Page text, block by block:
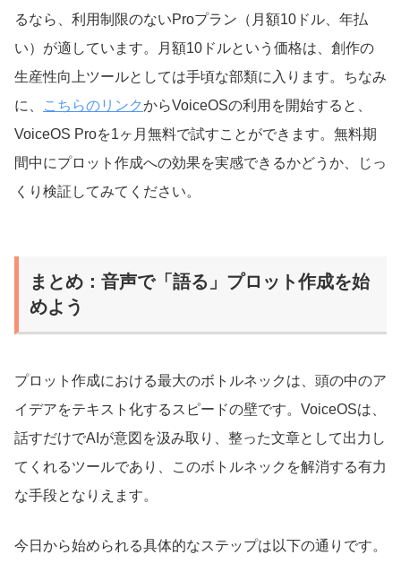
るなら、利用制限のないProプラン（月額10ドル、年払
い）が適しています。月額10ドルという価格は、創作の
生産性向上ツールとしては手頃な部類に入ります。ちなみ
に、
こちらのリンクからVoiceOSの利用を開始すると、
VoiceOS Proを1ヶ月無料で試すことができます。無料期
間中にプロット作成への効果を実感できるかどうか、じっ
くり検証してみてください。
まとめ：音声で「語る」プロット作成を始
めよう
プロット作成における最大のボトルネックは、頭の中のア
イデアをテキスト化するスピードの壁です。VoiceOSは、
話すだけでAIが意図を汲み取り、整った文章として出力し
てくれるツールであり、このボトルネックを解消する有力
な手段となりえます。
今日から始められる具体的なステップは以下の通りです。